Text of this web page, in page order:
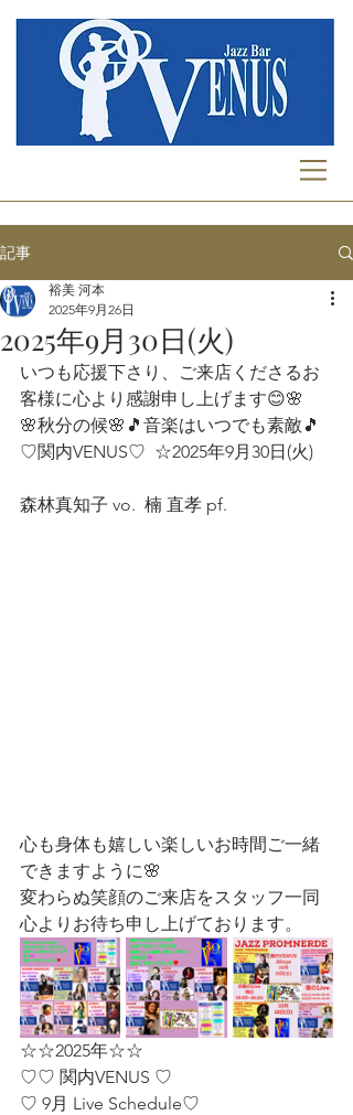
記事
2025年9月30日(火)
裕美 河本
2025年9月26日
いつも応援下さり、ご来店くださるお
客様に心より感謝申し上げます😊🌸
🌸秋分の候🌸🎵音楽はいつでも素敵🎵
♡関内VENUS♡  ☆2025年9月30日(火)
森林真知子 vo.  楠 直孝 pf.
心も身体も嬉しい楽しいお時間ご一緒
できますように🌸
変わらぬ笑顔のご来店をスタッフ一同
心よりお待ち申し上げております。
☆☆2025年☆☆
♡♡ 関内VENUS ♡
♡ 9月 Live Schedule♡